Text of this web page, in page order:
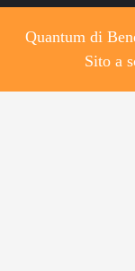
Quantum di
Sito a